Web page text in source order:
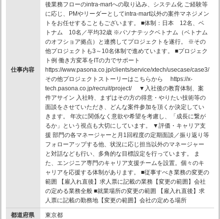
仕事内容
後業務フローのintra-martへの取り込み、システム化 ご経験等
に応じ、PMやリーダーとしてintra-mart以外の案件マネジメン
トをお任せすることもございます。 ■体制：日本 12名、ベ
トナム 10名／平均32歳 ※パソナテックベトナム（ベトナム
のオフショア拠点）と連携してプロジェクトを遂行。 ※その
他プロジェクトも3～10名体制で進めています。 ■プロジェク
ト例 働き方変革をITの力でサポート
https://www.pasona.co.jp/clients/service/xtech/usecase/case3/
その他プロジェクトストーリーはこちらから https://x-
tech.pasona.co.jp/recruit/project/ ▼入社後の教育体制、案
件アサイン 入社時、まずはその方の得意・やりたい技術等の
面談をさせていただき、どんな案件参加を頂くか決定してい
きます。 年次に関係なく意欲や希望を考慮し、「成長に繋が
るか」という視点も大切にしています。 ▼評価・キャリア支
援 部門の各マネージャーと月1回程度の定期面談／振り返り等
フォローアップする他、状況に応じ担当以外のマネージャー
と対話なども行い、多角的な目標設定を行っています。 ま
た、エンジニア専門のキャリア支援チームを設置。個々のキ
ャリアを応援する体制があります。 ■従事すべき業務の変更の
範囲 【雇入れ直後】求人票に記載の業務【変更の範囲】会社
の定める業務全般 ■就業場所の変更の範囲 【雇入れ直後】求
人票に記載の勤務地【変更の範囲】会社の定める場所
都道府県 東京都